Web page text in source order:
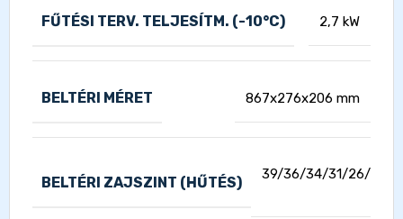
FŰTÉSI TERV. TELJESÍTM. (-10°C) 2,7 kW
BELTÉRI MÉRET 867x276x206 mm
BELTÉRI ZAJSZINT (HŰTÉS)
39/36/34/31/26/24/